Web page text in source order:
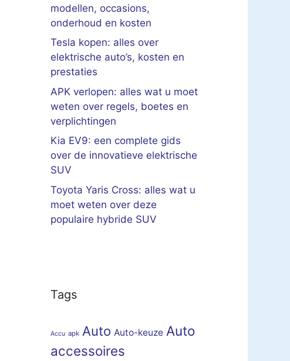
modellen, occasions,
onderhoud en kosten
Tesla kopen: alles over
elektrische auto’s, kosten en
prestaties
APK verlopen: alles wat u moet
weten over regels, boetes en
verplichtingen
Kia EV9: een complete gids
over de innovatieve elektrische
SUV
Toyota Yaris Cross: alles wat u
moet weten over deze
populaire hybride SUV
Tags
Accu apk Auto Auto-keuze Auto
accessoires